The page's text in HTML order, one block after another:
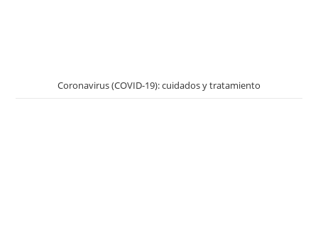
Coronavirus (COVID-19): cuidados y tratamiento